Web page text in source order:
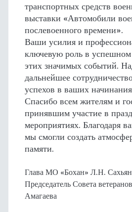
транспортных средств
выставки «Автомобили
послевоенного времени».
Ваши усилия и
ключевую роль в
этих значимых событий.
дальнейшее
успехов в ваших
Спасибо всем жителям и
принявшим участие в
мероприятиях. Благодаря
мы смогли создать
памяти.
Глава МО «Бохан» Л.Н.
Председатель Совета
Амагаева